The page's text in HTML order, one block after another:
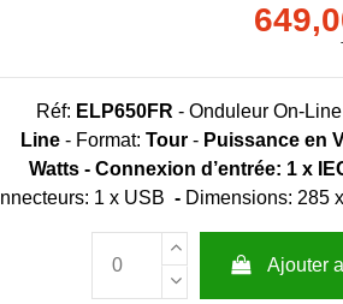
Réf: ELP650FR - Onduleur On-
Line - Format: Tour - Puissance en
Watts- Connexion d’entrée: 1 x
1 x USB - Dimensions: 285
Ajouter